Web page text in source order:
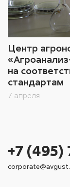
Центр
на
стандартам
7 апреля
+7